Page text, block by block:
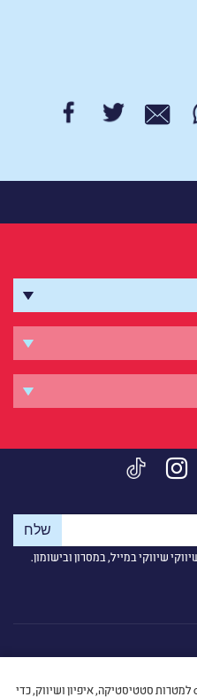
שיווקי במייל, במסרון ובישומון.
אתר הסינמה סיטי עושה שימוש ב-cookies למטרות סטטיסטיקה, איפיון ושיווק, כדי